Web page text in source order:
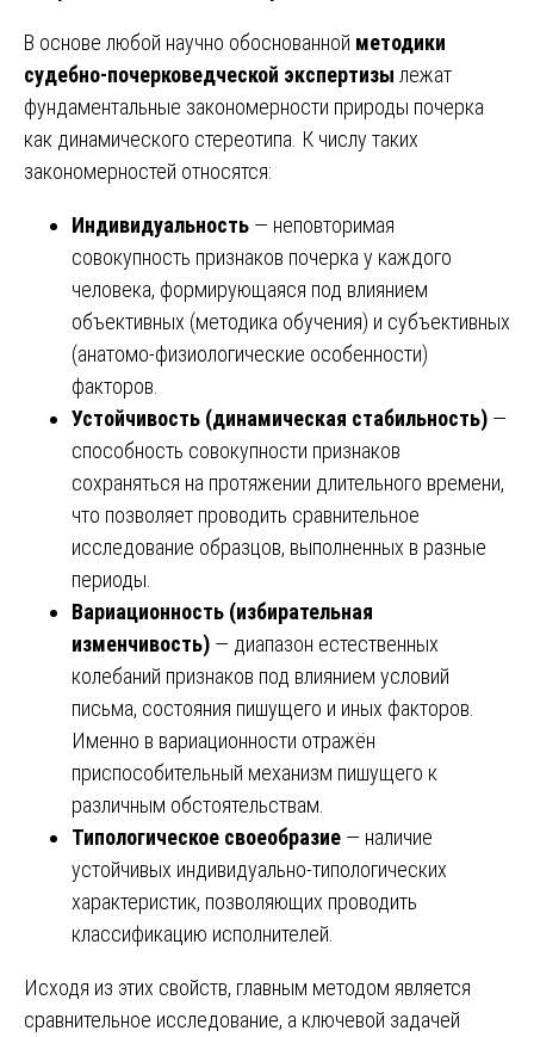
В основе любой научно обоснованной методики
судебно-почерковедческой экспертизы лежат
фундаментальные закономерности природы почерка
как динамического стереотипа. К числу таких
закономерностей относятся:
Индивидуальность — неповторимая
совокупность признаков почерка у каждого
человека, формирующаяся под влиянием
объективных (методика обучения) и субъективных
(анатомо-физиологические особенности)
факторов.
Устойчивость (динамическая стабильность) —
способность совокупности признаков
сохраняться на протяжении длительного времени,
что позволяет проводить сравнительное
исследование образцов, выполненных в разные
периоды.
Вариационность (избирательная
изменчивость) — диапазон естественных
колебаний признаков под влиянием условий
письма, состояния пишущего и иных факторов.
Именно в вариационности отражён
приспособительный механизм пишущего к
различным обстоятельствам.
Типологическое своеобразие — наличие
устойчивых индивидуально-типологических
характеристик, позволяющих проводить
классификацию исполнителей.
Исходя из этих свойств, главным методом является
сравнительное исследование, а ключевой задачей